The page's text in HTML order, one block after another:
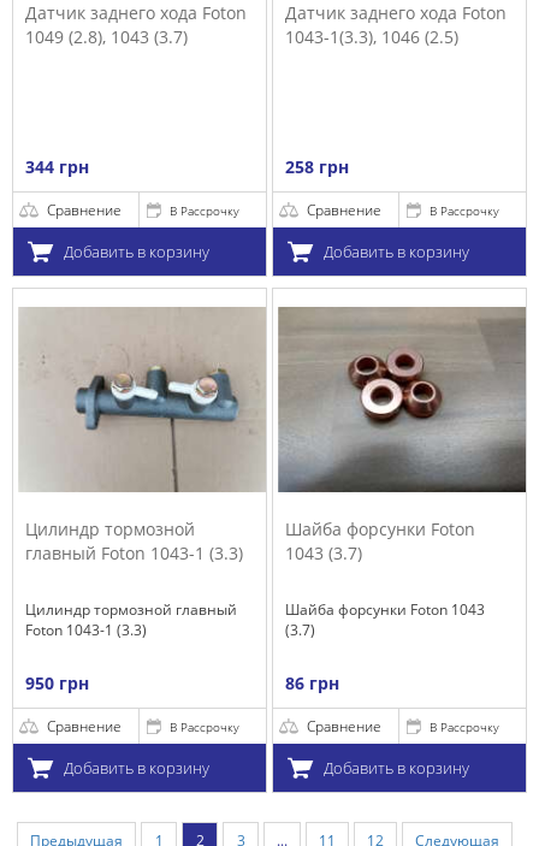
Датчик заднего хода Foton
1049 (2.8), 1043 (3.7)
344 грн
Сравнение В Рассрочку
Добавить в корзину
Датчик заднего хода Foton
1043-1(3.3), 1046 (2.5)
258 грн
Сравнение В Рассрочку
Добавить в корзину
Цилиндр тормозной
главный Foton 1043-1 (3.3)
Цилиндр тормозной главный
Foton 1043-1 (3.3)
950 грн
Сравнение В Рассрочку
Добавить в корзину
Шайба форсунки Foton
1043 (3.7)
Шайба форсунки Foton 1043
(3.7)
86 грн
Сравнение В Рассрочку
Добавить в корзину
Предыдущая 1 2 3 ... 11 12 Следующая